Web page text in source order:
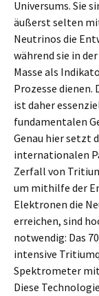
Universums. Sie
äußerst selten
Neutrinos die
während sie in
Masse als
Prozesse dienen.
ist daher
fundamentalen
Genau hier setzt
internationalen
Zerfall von
um mithilfe der
Elektronen die
erreichen, sind
notwendig: Das
intensive
Spektrometer mit
Diese